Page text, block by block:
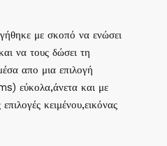
με σκοπό να ενώσει
να τους δώσει τη
απο μια επιλογή
εύκολα,άνετα και με
κειμένου,εικόνας